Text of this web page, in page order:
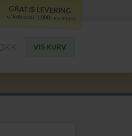
GRATIS LEVERING
v/ køb over 1.000,- ex.moms
VIS KURV